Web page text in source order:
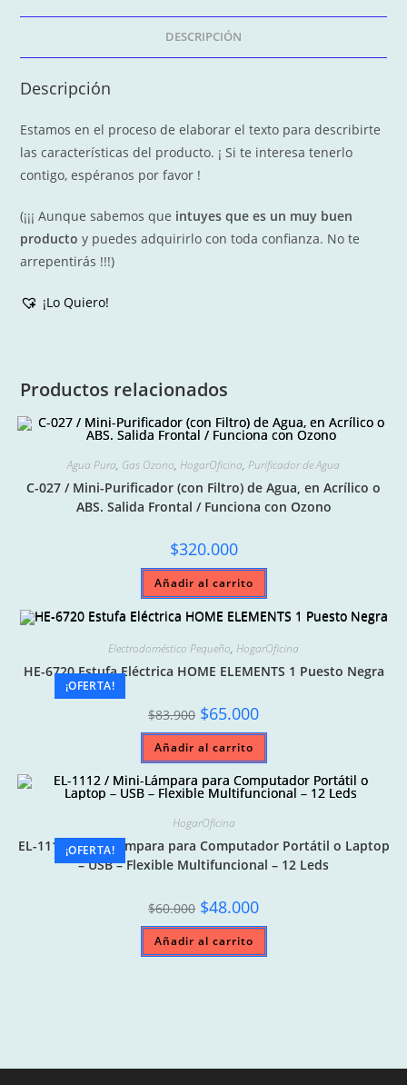
DESCRIPCIÓN
Descripción
Estamos en el proceso de elaborar el texto para describirte
las características del producto. ¡ Si te interesa tenerlo
contigo, espéranos por favor !
(¡¡¡ Aunque sabemos que intuyes que es un muy buen
producto y puedes adquirirlo con toda confianza. No te
arrepentirás !!!)
¡Lo Quiero!
Productos relacionados
Agua Pura, Gas Ozono, HogarOficina, Purificador de Agua
C-027 / Mini-Purificador (con Filtro) de Agua, en Acrílico o
ABS. Salida Frontal / Funciona con Ozono
$320.000
Añadir al carrito
¡OFERTA!
Electrodoméstico Pequeño, HogarOficina
HE-6720 Estufa Eléctrica HOME ELEMENTS 1 Puesto Negra
$83.900 Original
price
was:
$83.900.
$65.000Current
is:
Añadir al carrito
¡OFERTA!
HogarOficina
EL-1112 / Mini-Lámpara para Computador Portátil o Laptop
– USB – Flexible Multifuncional – 12 Leds
$60.000 Original
price
was:
$60.000.
$48.000Current
is:
Añadir al carrito